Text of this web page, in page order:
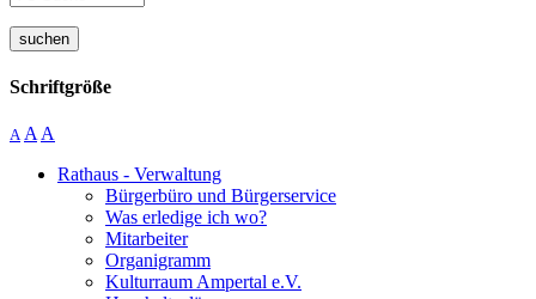
suchen
Schriftgröße
A A A
Rathaus - Verwaltung
Bürgerbüro und Bürgerservice
Was erledige ich wo?
Mitarbeiter
Organigramm
Kulturraum Ampertal e.V.